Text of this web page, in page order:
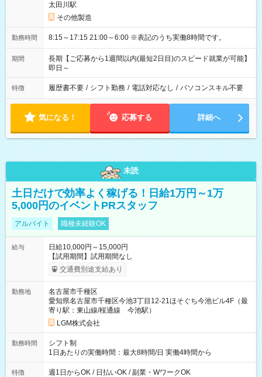
太田川駅
その他製造
勤務時間 8:15～17:15 21:00～6:00 ※表記のうち実働8時間です。
期間
長期【ご応募から1週間以内(最短2日目)のスピード就業が可能】
即日～
特徴 履歴書不要 / シフト勤務 / 電話対応なし / パソコンスキル不要
気になる！ 応募する 詳細へ
未読
土日だけで効率よく稼げる！日給1万円～1万
5,000円のイベントPRスタッフ
アルバイト 職種未経験OK
給与
日給10,000円～15,000円
【試用期間】試用期間なし
交通費別途支給あり
勤務地
名古屋市千種区
愛知県名古屋市千種区今池3丁目12-21ほそぐち今池ビル4F（最
寄り駅：東山線/桜通線 今池駅）
LGM株式会社
勤務時間
シフト制
1日あたりの実働時間：最大8時間/日 実働4時間から
特徴 週1日からOK / 日払いOK / 副業・WワークOK